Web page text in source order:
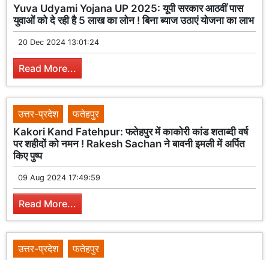
Yuva Udyami Yojana UP 2025: यूपी सरकार आठवीं पास
युवाओं को दे रही है 5 लाख का लोन ! बिना ब्याज उठाएं योजना का लाभ
20 Dec 2024 13:01:24
Read More...
उत्तर-प्रदेश
फतेहपुर
Kakori Kand Fatehpur: फतेहपुर में काकोरी कांड शताब्दी वर्ष
पर शहीदों को नमन ! Rakesh Sachan ने बावनी इमली में अर्पित
किए पुष्प
09 Aug 2024 17:49:59
Read More...
उत्तर-प्रदेश
फतेहपुर